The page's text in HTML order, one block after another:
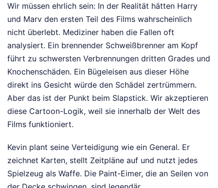
Wir müssen ehrlich sein: In der Realität hätten Harry
und Marv den ersten Teil des Films wahrscheinlich
nicht überlebt. Mediziner haben die Fallen oft
analysiert. Ein brennender Schweißbrenner am Kopf
führt zu schwersten Verbrennungen dritten Grades und
Knochenschäden. Ein Bügeleisen aus dieser Höhe
direkt ins Gesicht würde den Schädel zertrümmern.
Aber das ist der Punkt beim Slapstick. Wir akzeptieren
diese Cartoon-Logik, weil sie innerhalb der Welt des
Films funktioniert.
Kevin plant seine Verteidigung wie ein General. Er
zeichnet Karten, stellt Zeitpläne auf und nutzt jedes
Spielzeug als Waffe. Die Paint-Eimer, die an Seilen von